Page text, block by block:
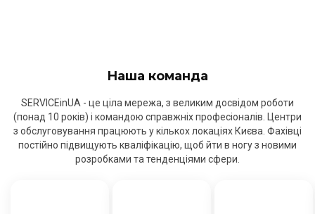
Наша команда
SERVICEinUA - це ціла мережа, з великим досвідом роботи
(понад 10 років) і командою справжніх професіоналів. Центри
з обслуговування працюють у кількох локаціях Києва. Фахівці
постійно підвищують кваліфікацію, щоб йти в ногу з новими
розробками та тенденціями сфери.